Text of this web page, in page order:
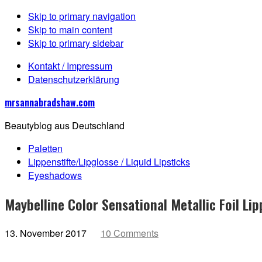
Skip to primary navigation
Skip to main content
Skip to primary sidebar
Kontakt / Impressum
Datenschutzerklärung
mrsannabradshaw.com
Beautyblog aus Deutschland
Paletten
Lippenstifte/Lipglosse / Liquid Lipsticks
Eyeshadows
Maybelline Color Sensational Metallic Foil
13. November 2017 10 Comments